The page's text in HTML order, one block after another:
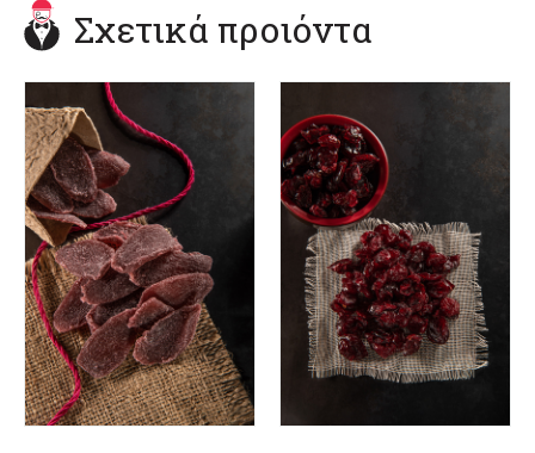
Σχετικά προιόντα